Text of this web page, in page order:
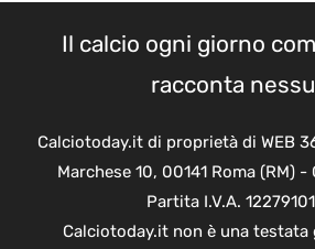
Il calcio ogni giorno
racconta
Calciotoday.it di proprietà di WEB
Marchese 10, 00141 Roma (RM)
Partita I.V.A.
Calciotoday.it non è una